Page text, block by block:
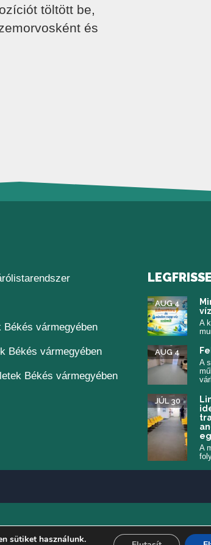
töltött be,
és
(új ablakban nyílik meg)
meg)
vármegyében
Békés vármegyében
Békés vármegyében
AUG 4
A
AUG 4
A
JÚL 30
A
sütiket használunk.